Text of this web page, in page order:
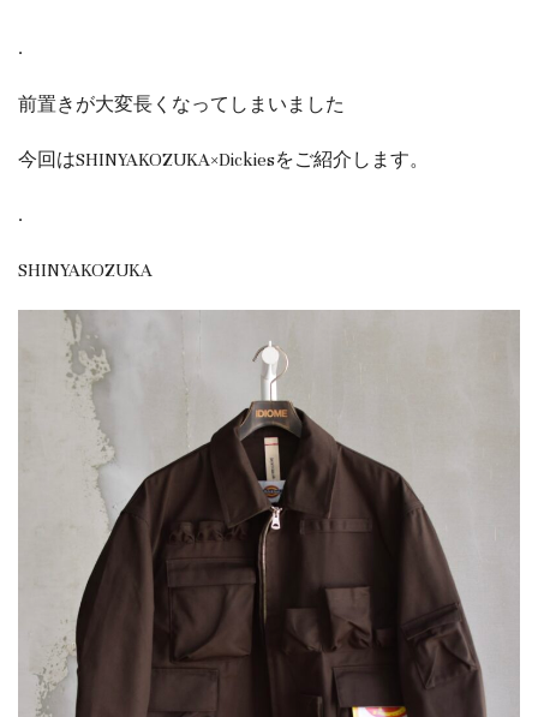
.
前置きが大変長くなってしまいました
今回はSHINYAKOZUKA×Dickiesをご紹介します。
.
SHINYAKOZUKA